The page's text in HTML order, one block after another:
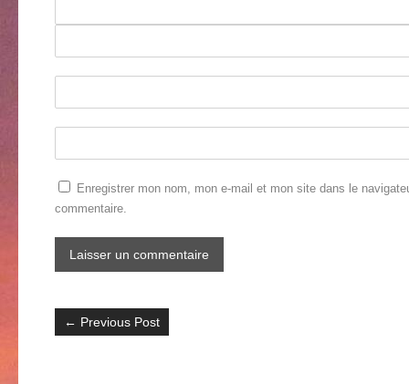
Enregistrer mon nom, mon e-mail et mon site dans le
commentaire.
← Previous Post